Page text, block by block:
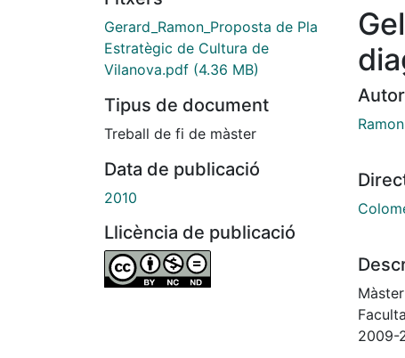
Gerard_Ramon_Proposta de Pla
Estratègic de Cultura de
Vilanova.pdf (4.36 MB)
Tipus de document
Treball de fi de màster
Data de publicació
2010
Llicència de publicació
2009-